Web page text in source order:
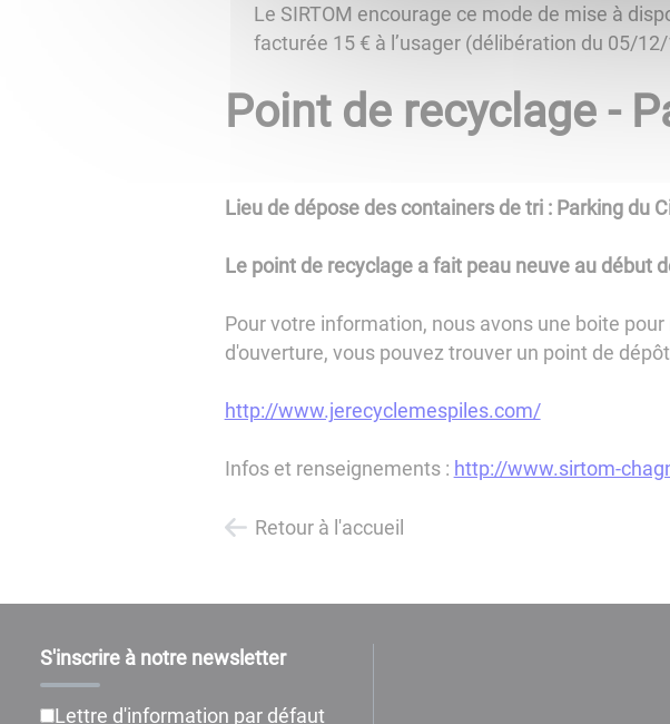
Le SIRTOM encourage ce mode de mise à
facturée 15 € à l’usager (délibération du 05/
Point de recyclage -
Lieu de dépose des containers de tri : Parking du
Le point de recyclage a fait peau neuve au début
Pour votre information, nous avons une boite
d'ouverture, vous pouvez trouver un point de
http://www.jerecyclemespiles.com/
Infos et renseignements : http://www.sirtom-
Retour à l'accueil
S'inscrire à notre newsletter
Lettre d'information par défaut